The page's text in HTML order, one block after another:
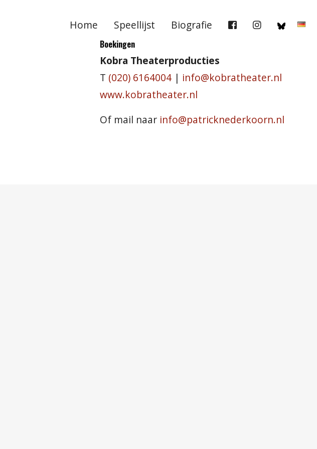
Home Speellijst Biografie
Boekingen
Kobra Theaterproducties
T (020) 6164004| info@kobratheater.nl
www.kobratheater.nl
Of mail naar info@patricknederkoorn.nl